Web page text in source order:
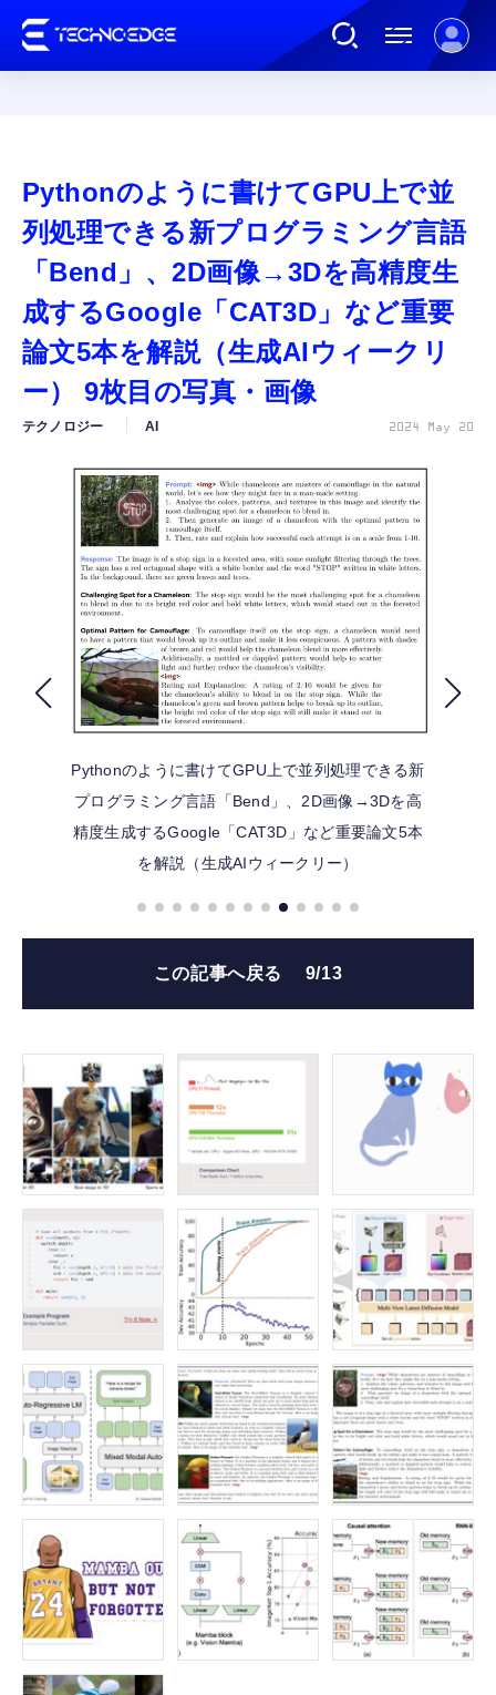
AI
ガジェット
ゲーム
公式ストア
FOLLOW US
Pythonのように書けてGPU上で並
列処理できる新プログラミング言語
「Bend」、2D画像→3Dを高精度生
成するGoogle「CAT3D」など重要
論文5本を解説（生成AIウィークリ
ー） 9枚目の写真・画像
テクノロジー AI 2024 May 20
Pythonのように書けてGPU上で並列処理できる新
プログラミング言語「Bend」、2D画像→3Dを高
精度生成するGoogle「CAT3D」など重要論文5本
を解説（生成AIウィークリー）
この記事へ戻る 9/13